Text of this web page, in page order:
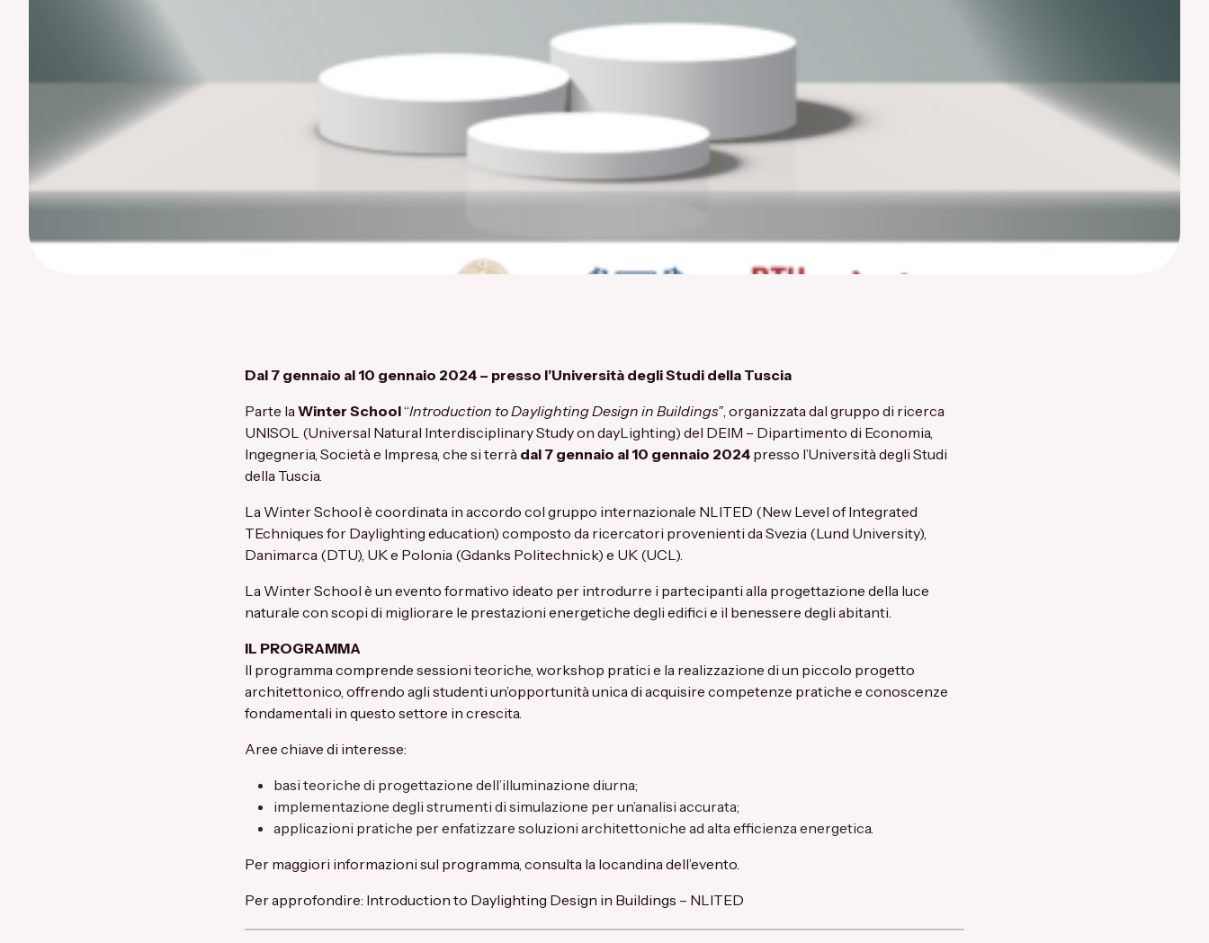
Dal 7 gennaio al 10 gennaio 2024 – presso l’Università degli Studi della Tuscia
Parte laWinter School“Introduction to Daylighting Design in Buildings”, organizzata dal gruppo di ricerca
UNISOL (Universal Natural Interdisciplinary Study on dayLighting) del DEIM – Dipartimento di Economia,
Ingegneria, Società e Impresa, che si terrà dal 7 gennaio al 10 gennaio 2024 presso l’Università degli Studi
della Tuscia.
La Winter School è coordinata in accordo col gruppo internazionale NLITED (New Level of Integrated
TEchniques for Daylighting education) composto da ricercatori provenienti da Svezia (Lund University),
Danimarca (DTU), UK e Polonia (Gdanks Politechnick) e UK (UCL).
La Winter School è un evento formativo ideato per introdurre i partecipanti alla progettazione della luce
naturale con scopi di migliorare le prestazioni energetiche degli edifici e il benessere degli abitanti.
IL PROGRAMMA
Il programma comprende sessioni teoriche, workshop pratici e la realizzazione di un piccolo progetto
architettonico, offrendo agli studenti un’opportunità unica di acquisire competenze pratiche e conoscenze
fondamentali in questo settore in crescita.
Aree chiave di interesse:
basi teoriche di progettazione dell’illuminazione diurna;
implementazione degli strumenti di simulazione per un’analisi accurata;
applicazioni pratiche per enfatizzare soluzioni architettoniche ad alta efficienza energetica.
Per maggiori informazioni sul programma, consulta la locandina dell’evento.
Per approfondire: Introduction to Daylighting Design in Buildings – NLITED